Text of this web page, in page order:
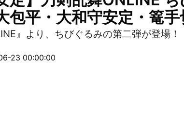
包平・大和守安定・篭
』より、ちびぐるみの第二弾が登場！
23 00:00:00